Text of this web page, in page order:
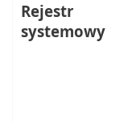
Rejestr
systemowy